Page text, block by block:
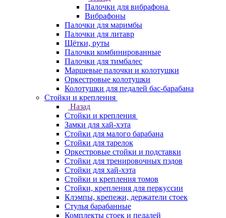
Палочки для вибрафона
Вибрафоны
Палочки для маримбы
Палочки для литавр
Щётки, руты
Палочки комбинированные
Палочки для тимбалес
Маршевые палочки и колотушки
Оркестровые колотушки
Колотушки для педалей бас-барабана
Стойки и крепления
Назад
Стойки и крепления
Замки для хай-хэта
Стойки для малого барабана
Стойки для тарелок
Оркестровые стойки и подставки
Стойки для тренировочных пэдов
Стойки для хай-хэта
Стойки и крепления томов
Стойки, крепления для перкуссии
Клэмпы, крепежи, держатели стоек
Стулья барабанные
Комплекты стоек и педалей